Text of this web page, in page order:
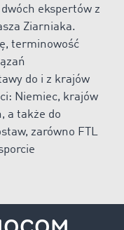
ekspertów z
Ziarniaka.
terminowość
do i z krajów
Niemiec, krajów
a także do
zarówno FTL